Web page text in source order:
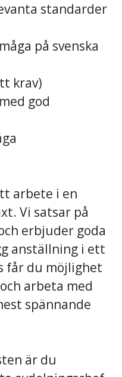
standarder
på svenska
krav)
god
arbete i en
Vi satsar på
erbjuder goda
anställning i ett
får du möjlighet
arbeta med
spännande
är du